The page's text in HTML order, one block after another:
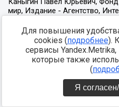
Для повышения
cookies (подробнее).
сервисы
которые также
(
Я